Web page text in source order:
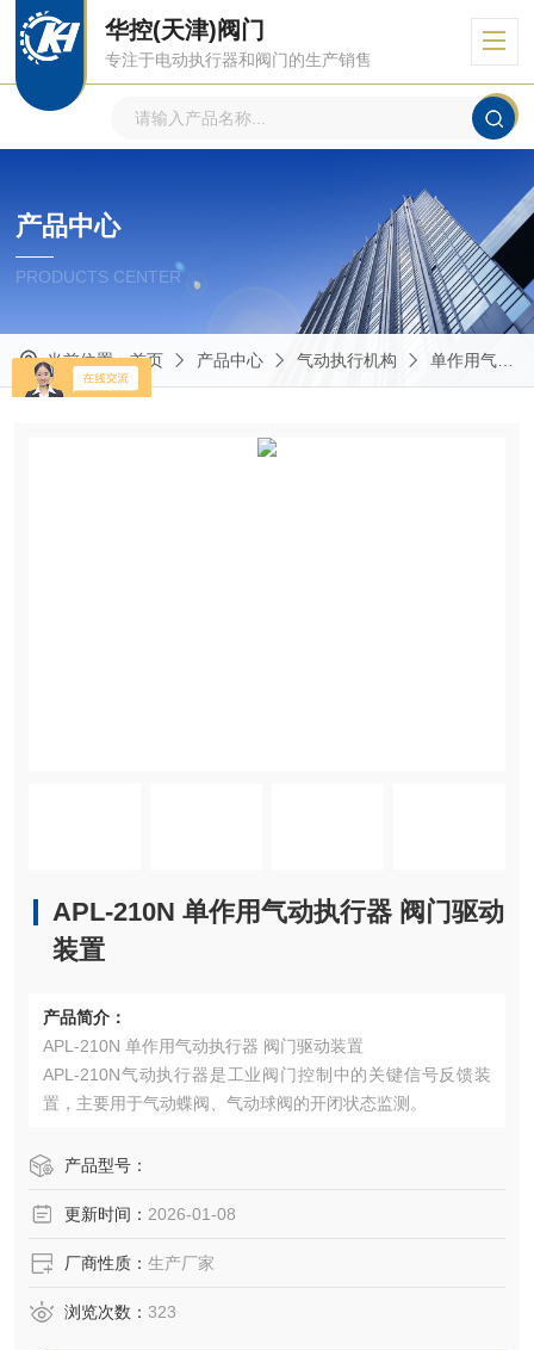
华控(天津)阀门
专注于电动执行器和阀门的生产销售
产品中心
PRODUCTS CENTER
当前位置：首页 产品中心 气动执行机构 单作用气动执行器
APL-210N 单作用气动执行器 阀门驱动
装置
产品简介：
APL-210N 单作用气动执行器 阀门驱动装置
APL-210N气动执行器是工业阀门控制中的关键信号反馈装
置，主要用于气动蝶阀、气动球阀的开闭状态监测。
产品型号：
更新时间： 2026-01-08
厂商性质： 生产厂家
浏览次数： 323